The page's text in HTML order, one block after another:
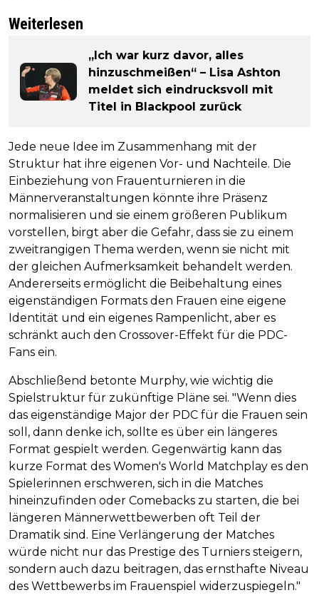
Weiterlesen
„Ich war kurz davor, alles
hinzuschmeißen“ – Lisa Ashton
meldet sich eindrucksvoll mit
Titel in Blackpool zurück
Jede neue Idee im Zusammenhang mit der
Struktur hat ihre eigenen Vor- und Nachteile. Die
Einbeziehung von Frauenturnieren in die
Männerveranstaltungen könnte ihre Präsenz
normalisieren und sie einem größeren Publikum
vorstellen, birgt aber die Gefahr, dass sie zu einem
zweitrangigen Thema werden, wenn sie nicht mit
der gleichen Aufmerksamkeit behandelt werden.
Andererseits ermöglicht die Beibehaltung eines
eigenständigen Formats den Frauen eine eigene
Identität und ein eigenes Rampenlicht, aber es
schränkt auch den Crossover-Effekt für die PDC-
Fans ein.
Abschließend betonte Murphy, wie wichtig die
Spielstruktur für zukünftige Pläne sei. "Wenn dies
das eigenständige Major der PDC für die Frauen sein
soll, dann denke ich, sollte es über ein längeres
Format gespielt werden. Gegenwärtig kann das
kurze Format des Women's World Matchplay es den
Spielerinnen erschweren, sich in die Matches
hineinzufinden oder Comebacks zu starten, die bei
längeren Männerwettbewerben oft Teil der
Dramatik sind. Eine Verlängerung der Matches
würde nicht nur das Prestige des Turniers steigern,
sondern auch dazu beitragen, das ernsthafte Niveau
des Wettbewerbs im Frauenspiel widerzuspiegeln."